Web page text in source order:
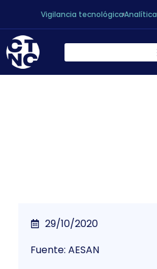
Vigilancia tecnológicaAnalítica
29/10/2020
Fuente: AESAN